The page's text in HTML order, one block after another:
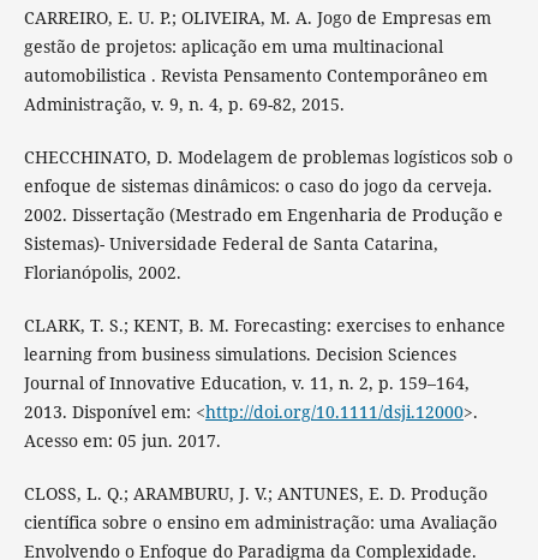
CARREIRO, E. U. P.; OLIVEIRA, M. A. Jogo de Empresas em
gestão de projetos: aplicação em uma multinacional
automobilistica . Revista Pensamento Contemporâneo em
Administração, v. 9, n. 4, p. 69-82, 2015.
CHECCHINATO, D. Modelagem de problemas logísticos sob o
enfoque de sistemas dinâmicos: o caso do jogo da cerveja.
2002. Dissertação (Mestrado em Engenharia de Produção e
Sistemas)- Universidade Federal de Santa Catarina,
Florianópolis, 2002.
CLARK, T. S.; KENT, B. M. Forecasting: exercises to enhance
learning from business simulations. Decision Sciences
Journal of Innovative Education, v. 11, n. 2, p. 159–164,
2013. Disponível em: <http://doi.org/10.1111/dsji.12000>.
Acesso em: 05 jun. 2017.
CLOSS, L. Q.; ARAMBURU, J. V.; ANTUNES, E. D. Produção
científica sobre o ensino em administração: uma Avaliação
Envolvendo o Enfoque do Paradigma da Complexidade.